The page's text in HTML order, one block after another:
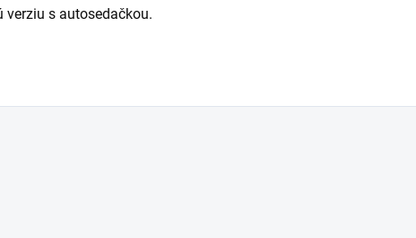
s autosedačkou.